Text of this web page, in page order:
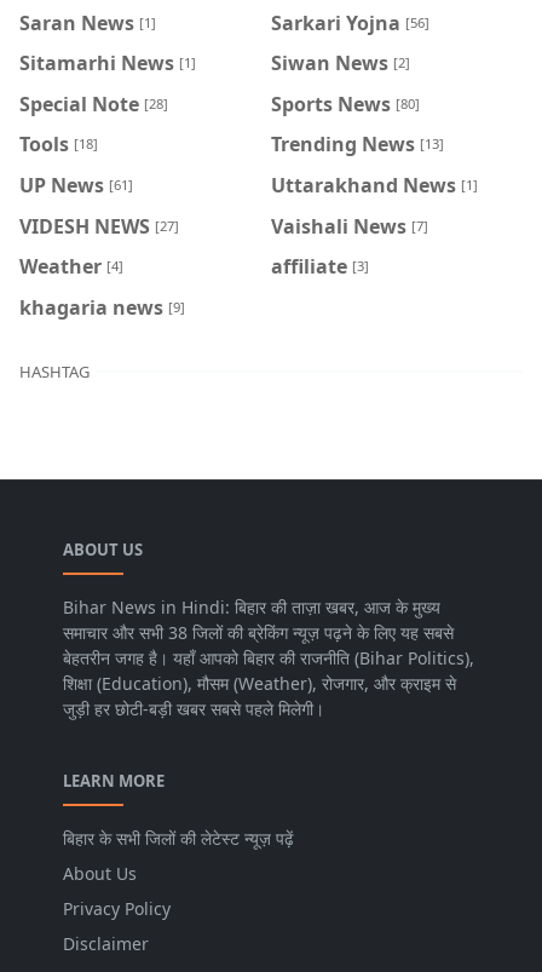
Saran News [1] Sarkari Yojna [56]
Sitamarhi News [1] Siwan News [2]
Special Note [28] Sports News [80]
Tools [18] Trending News [13]
UP News [61] Uttarakhand News [1]
VIDESH NEWS [27] Vaishali News [7]
Weather [4] affiliate [3]
khagaria news [9]
HASHTAG
ABOUT US
Bihar News in Hindi: बिहार की ताज़ा खबर, आज के मुख्य
समाचार और सभी 38 जिलों की ब्रेकिंग न्यूज़ पढ़ने के लिए यह सबसे
बेहतरीन जगह है। यहाँ आपको बिहार की राजनीति (Bihar Politics),
शिक्षा (Education), मौसम (Weather), रोजगार, और क्राइम से
जुड़ी हर छोटी-बड़ी खबर सबसे पहले मिलेगी।
LEARN MORE
बिहार के सभी जिलों की लेटेस्ट न्यूज़ पढ़ें
About Us
Privacy Policy
Disclaimer